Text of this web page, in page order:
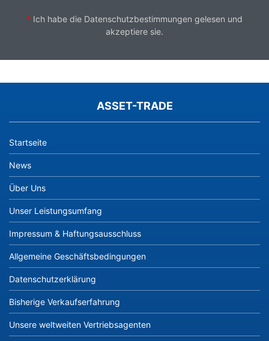
* Ich habe die Datenschutzbestimmungen gelesen und
akzeptiere sie.
ASSET-TRADE
Startseite
News
Über Uns
Unser Leistungsumfang
Impressum & Haftungsausschluss
Allgemeine Geschäftsbedingungen
Datenschutzerklärung
Bisherige Verkaufserfahrung
Unsere weltweiten Vertriebsagenten